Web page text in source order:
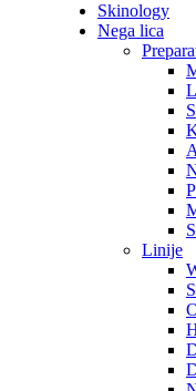
Skinology
Nega lica
Linije